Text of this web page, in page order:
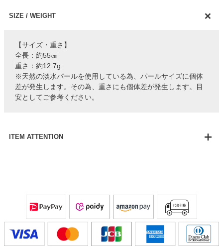
SIZE / WEIGHT
【サイズ・重さ】
全長：約55㎝
重さ：約12.7g
※天然の淡水パールを使用している為、パールサイズに個体
差が発生します。その為、重さにも個体差が発生します。目
安としてご参考ください。
ITEM ATTENTION